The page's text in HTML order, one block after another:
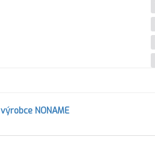
výrobce NONAME